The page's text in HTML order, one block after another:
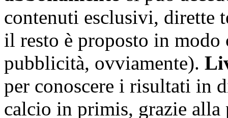
contenuti esclusivi, dirette
il resto è proposto in
pubblicità, ovviamente).
per conoscere i risultati in
calcio in primis, grazie